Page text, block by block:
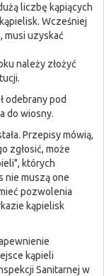
liczbę kąpiących
Wcześniej
musi uzyskać
należy złożyć
odebrany pod
do wiosny.
Przepisy mówią,
zgłosić, może
których
nie muszą one
pozwolenia
kąpielisk
kąpieli
Sanitarnej w